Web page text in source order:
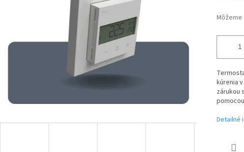
kúrenia v
zárukou
Detailné